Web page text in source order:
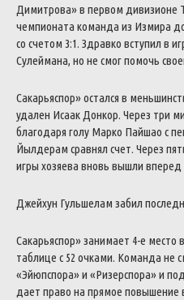
Димитрова» в первом дивизионе
чемпионата команда из Измира
со счетом 3:1. Здравко вступил в
Сулеймана, но не смог помочь
Сакарьяспор» остался в
удален Исаак Донкор. Через три
благодаря голу Марко Пайшао с
Йылдерам сравнял счет. Через
игры хозяева вновь вышли
Джейхун Гульшелам забил
Сакарьяспор» занимает 4-е место
таблице с 52 очками. Команда не
«Эйюпспора» и «Ризерспора» и
дает право на прямое повышение